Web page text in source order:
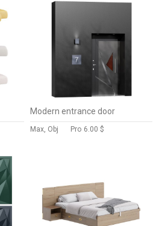
Modern entrance door
Max, Obj Pro 6.00 $